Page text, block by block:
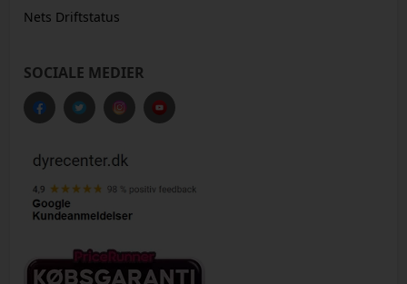
Nets Driftstatus
SOCIALE MEDIER